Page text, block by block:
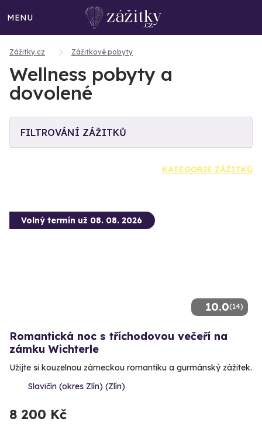
MENU
Zážitky.cz Zážitkové pobyty
Wellness pobyty a
dovolené
FILTROVÁNÍ ZÁŽITKŮ
KATEGORIE ZÁŽITKŮ
10.0(14)
Volný termín už 08. 08. 2026
Romantická noc s tříchodovou večeří na
zámku Wichterle
Užijte si kouzelnou zámeckou romantiku a gurmánský zážitek.
Slavičín (okres Zlín) (Zlín)
8 200 Kč